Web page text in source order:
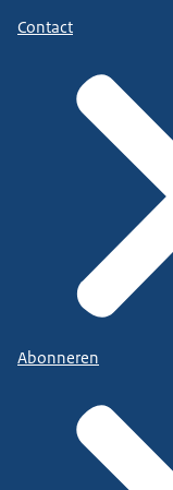
Contact
Abonneren